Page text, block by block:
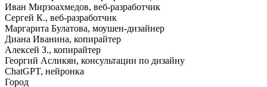
Иван Мирзоахмедов, веб-разработчик
Сергей К., веб-разработчик
Маргарита Булатова, моушен-дизайнер
Диана Иванина, копирайтер
Алексей З., копирайтер
Георгий Асликян, консультации по дизайну
ChatGPT, нейронка
Город